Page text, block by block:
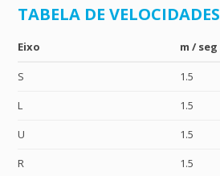
TABELA DE VELOCIDADES
Eixo
S
L
U
R
m / seg
1.5
1.5
1.5
1.5